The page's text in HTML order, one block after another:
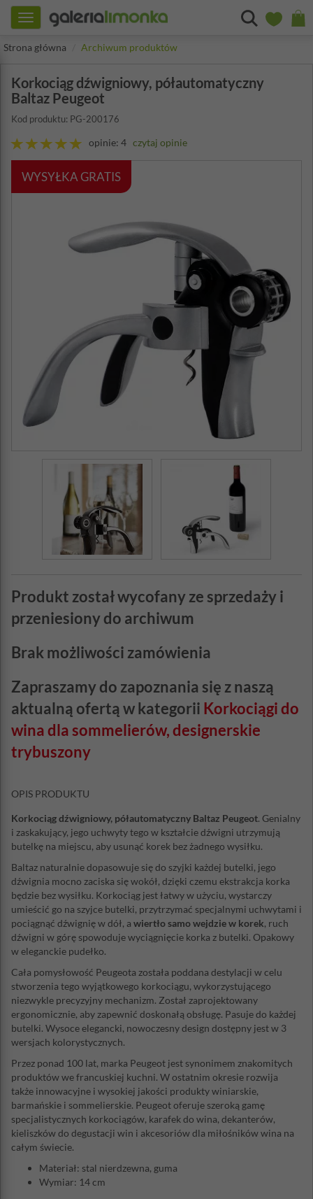
Toggle
navigation
Strona główna
Archiwum produktów
Korkociąg dźwigniowy, półautomatyczny
Baltaz Peugeot
Kod produktu: PG-200176
opinie: 4 czytaj opinie
WYSYŁKA GRATIS
Produkt został wycofany ze sprzedaży i
przeniesiony do archiwum
Brak możliwości zamówienia
Zapraszamy do zapoznania się z naszą
aktualną ofertą w kategorii Korkociągi do
wina dla sommelierów, designerskie
trybuszony
OPIS PRODUKTU
Korkociąg dźwigniowy, półautomatyczny Baltaz Peugeot. Genialny
i zaskakujący, jego uchwyty tego w kształcie dźwigni utrzymują
butelkę na miejscu, aby usunąć korek bez żadnego wysiłku.
Baltaz naturalnie dopasowuje się do szyjki każdej butelki, jego
dźwignia mocno zaciska się wokół, dzięki czemu ekstrakcja korka
będzie bez wysiłku. Korkociąg jest łatwy w użyciu, wystarczy
umieścić go na szyjce butelki, przytrzymać specjalnymi uchwytami i
pociągnąć dźwignię w dół, a wiertło samo wejdzie w korek, ruch
dźwigni w górę spowoduje wyciągnięcie korka z butelki. Opakowy
w eleganckie pudełko.
Cała pomysłowość Peugeota została poddana destylacji w celu
stworzenia tego wyjątkowego korkociągu, wykorzystującego
niezwykle precyzyjny mechanizm. Został zaprojektowany
ergonomicznie, aby zapewnić doskonałą obsługę. Pasuje do każdej
butelki. Wysoce elegancki, nowoczesny design dostępny jest w 3
wersjach kolorystycznych.
Przez ponad 100 lat, marka Peugeot jest synonimem znakomitych
produktów we francuskiej kuchni. W ostatnim okresie rozwija
także innowacyjne i wysokiej jakości produkty winiarskie,
barmańskie i sommelierskie. Peugeot oferuje szeroką gamę
specjalistycznych korkociągów, karafek do wina, dekanterów,
kieliszków do degustacji win i akcesoriów dla miłośników wina na
całym świecie.
Materiał: stal nierdzewna, guma
Wymiar: 14 cm